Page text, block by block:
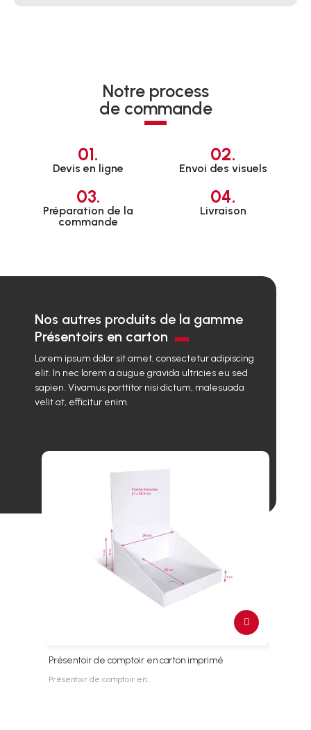
Notre process
de commande
01.
Devis en ligne
02.
Envoi des visuels
03.
Préparation de la
commande
04.
Livraison
Nos autres produits de la gamme
Présentoirs en carton
Lorem ipsum dolor sit amet, consectetur adipiscing
elit. In nec lorem a augue gravida ultricies eu sed
sapien. Vivamus porttitor nisi dictum, malesuada
velit at, efficitur enim.
Présentoir de comptoir en carton imprimé
Présentoir de comptoir en…